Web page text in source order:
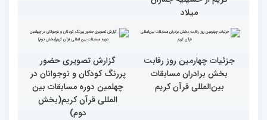
گزارش تصویری بازدید
متسابقین چهلمین دوره
مسابقات بین المللی قرآن
مردم مفاهیم و تعالیم قرآن